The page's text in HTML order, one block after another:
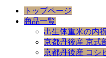
トップページ
商品一覧
出生体重米の内
京都丹後産 京式
京都丹後産 コシ